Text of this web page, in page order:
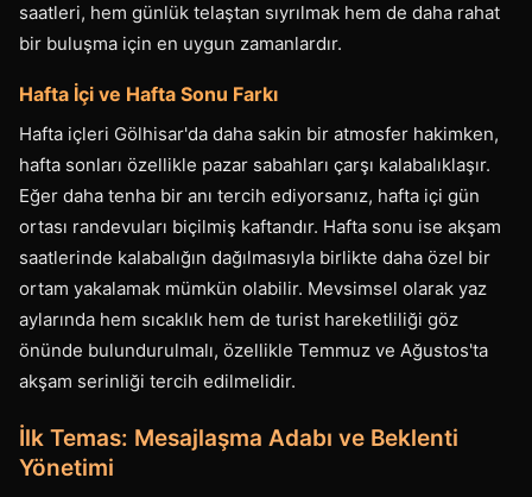
saatleri, hem günlük telaştan sıyrılmak hem de daha rahat
bir buluşma için en uygun zamanlardır.
Hafta İçi ve Hafta Sonu Farkı
Hafta içleri Gölhisar'da daha sakin bir atmosfer hakimken,
hafta sonları özellikle pazar sabahları çarşı kalabalıklaşır.
Eğer daha tenha bir anı tercih ediyorsanız, hafta içi gün
ortası randevuları biçilmiş kaftandır. Hafta sonu ise akşam
saatlerinde kalabalığın dağılmasıyla birlikte daha özel bir
ortam yakalamak mümkün olabilir. Mevsimsel olarak yaz
aylarında hem sıcaklık hem de turist hareketliliği göz
önünde bulundurulmalı, özellikle Temmuz ve Ağustos'ta
akşam serinliği tercih edilmelidir.
İlk Temas: Mesajlaşma Adabı ve Beklenti
Yönetimi